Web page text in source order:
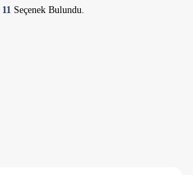
11 Seçenek Bulundu.